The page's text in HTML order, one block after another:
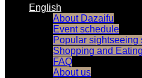
English
About Dazaifu
Event schedule
Popular sightseeing
Shopping and Eating
FAQ
About us